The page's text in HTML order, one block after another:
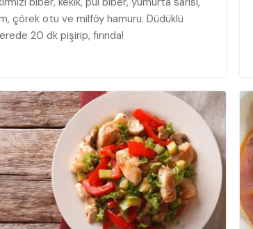
çörek otu ve milföy hamuru. Düdüklü
20 dk pişirip, fırında!